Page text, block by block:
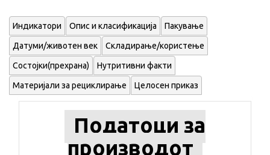
Индикатори Опис и класификација Пакување
Датуми/животен век Складирање/користење
Состојки(прехрана) Нутритивни факти
Материјали за рециклирање Целосен приказ
Податоци за
производот